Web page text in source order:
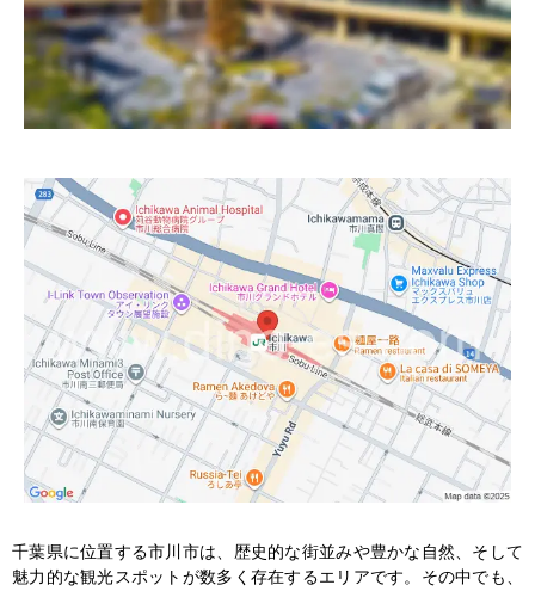
千葉県に位置する市川市は、歴史的な街並みや豊かな自然、そして
魅力的な観光スポットが数多く存在するエリアです。その中でも、